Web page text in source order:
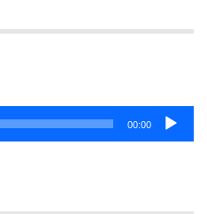
پخش‌کننده
صوت
00:00